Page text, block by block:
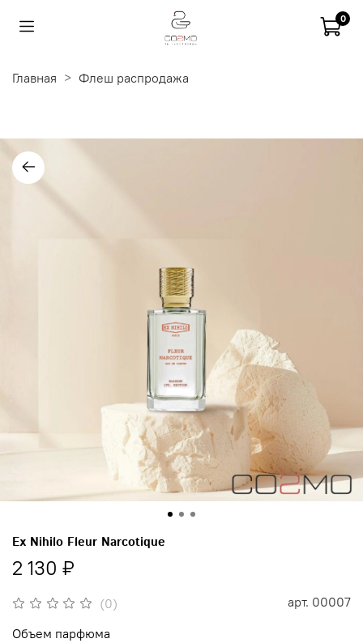
0
Главная Флеш распродажа
(0) арт. 00007
Ex Nihilo Fleur Narcotique
2 130 ₽
Объем парфюма